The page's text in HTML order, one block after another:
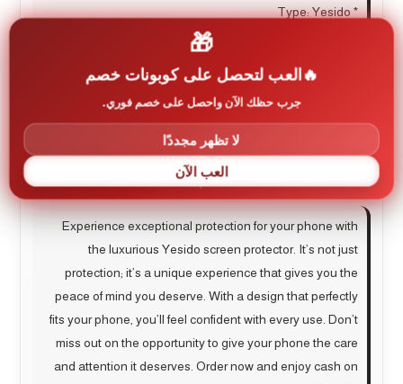
* Type: Yesido
الفاخرة. فهي ليست مجرد حماية، بل هي تجربة فريدة من
نوعها تمنحك راحة البال التي تستحقها. مع تصميم يتناسب
الفرصة، وامنح هاتفك ما يستحقه من عناية واهتمام. اطلب
الآن واستمتع بالدفع عند الاستلام!
Experience exceptional protection for your phone with
the luxurious Yesido screen protector. It’s not just
protection; it’s a unique experience that gives you the
peace of mind you deserve. With a design that perfectly
fits your phone, you’ll feel confident with every use. Don’t
miss out on the opportunity to give your phone the care
and attention it deserves. Order now and enjoy cash on
🎁
العب لتحصل على كوبونات خصم
جرب حظك الآن واحصل على خصم فوري.
لا تظهر مجددًا
العب الآن